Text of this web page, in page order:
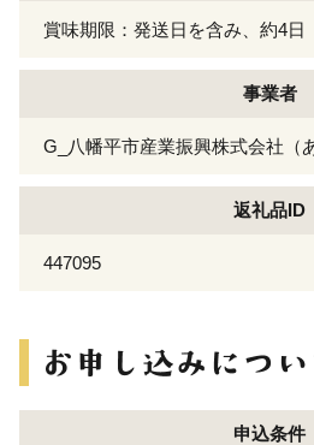
賞味期限：発送日を含み、約4日
事業者
G_八幡平市産業振興株式会社（
返礼品ID
447095
申込条件